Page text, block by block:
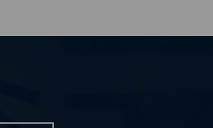
aan winkelwagen